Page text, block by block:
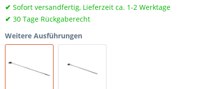
✔ Sofort versandfertig, Lieferzeit ca. 1-2 Werktage
✔ 30 Tage Rückgaberecht
Weitere Ausführungen